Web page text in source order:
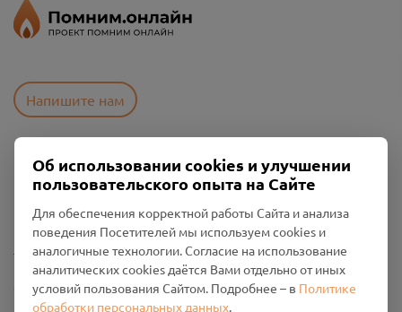
Напишите нам
Пользовательское соглашение
Политика конфиденциальности
Промо-материалы
Настройки cookies
Общество с ограниченной ответственностью «Смоленский
Проект Помним»
Об использовании cookies и улучшении
пользовательского опыта на Сайте
Для обеспечения корректной работы Сайта и анализа
поведения Посетителей мы используем cookies и
аналогичные технологии. Согласие на использование
аналитических cookies даётся Вами отдельно от иных
условий пользования Сайтом. Подробнее – в Политике
обработки персональных данных.